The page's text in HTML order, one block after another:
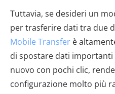
Tuttavia, se desideri un
per trasferire dati tra due
Mobile Transfer è
di spostare dati importanti
nuovo con pochi clic,
configurazione molto più